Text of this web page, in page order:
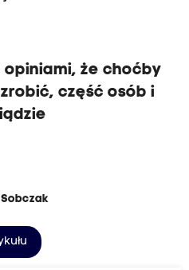
opiniami, że choćby
część osób i